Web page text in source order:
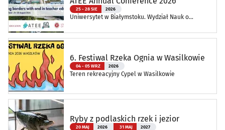
25 - 28 SIE 2026
Uniwersytet w Białymstoku. Wydział Nauk o
6. Festiwal Rzeka Ognia w Wasilkowie
04 - 05 WRZ 2026
Teren rekreacyjny Cypel w Wasilkowie
Ryby z podlaskich rzek i jezior
20 MAJ 2026 31 MAJ 2027